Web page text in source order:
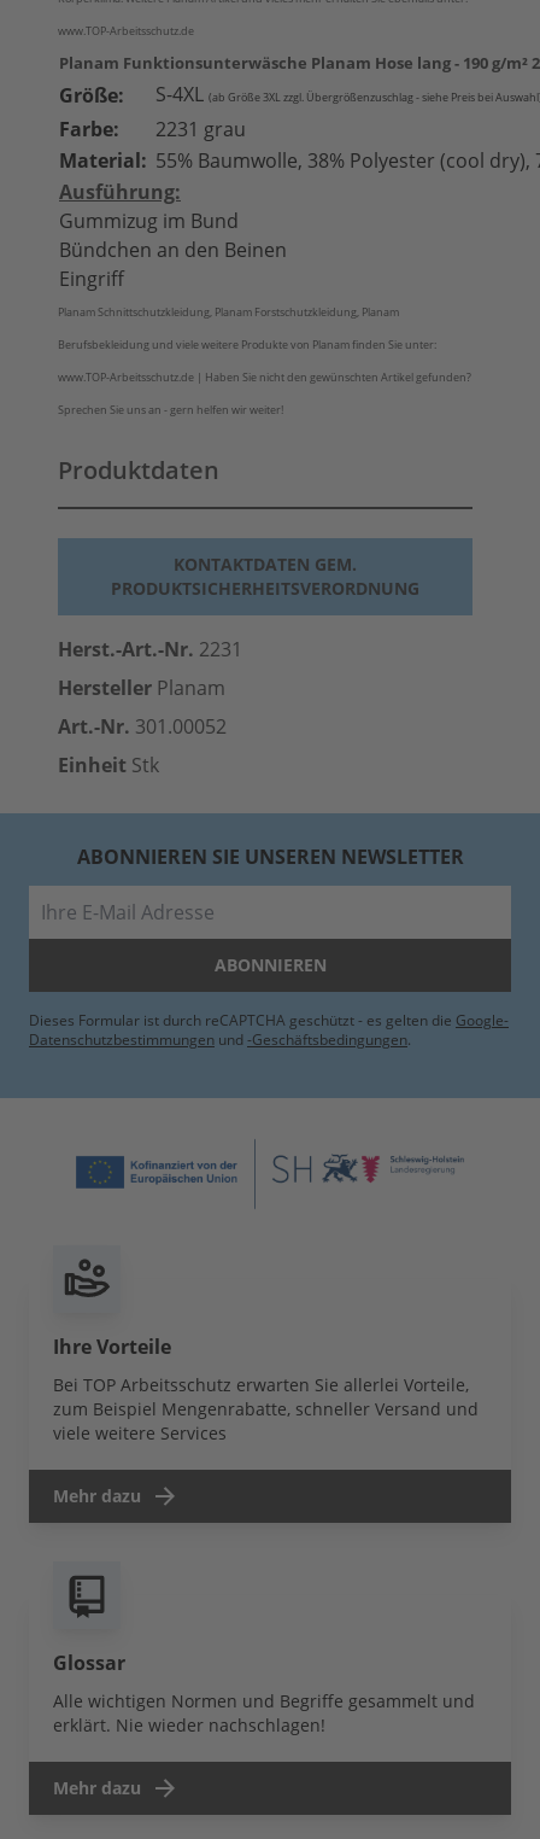
www.TOP-Arbeitsschutz.de
Planam Funktionsunterwäsche Planam Hose lang - 190 g/m²
Größe: S-4XL (ab Größe 3XL zzgl. Übergrößenzuschlag - siehe Preis bei
Farbe:
2231 grau
Material: 55% Baumwolle, 38% Polyester (cool dry),
Ausführung:
Gummizug im Bund
Bündchen an den Beinen
Eingriff
Planam Schnittschutzkleidung, Planam Forstschutzkleidung, Planam
Berufsbekleidung und viele weitere Produkte von Planam finden Sie unter:
www.TOP-Arbeitsschutz.de | Haben Sie nicht den gewünschten Artikel gefunden?
Sprechen Sie uns an - gern helfen wir weiter!
Produktdaten
KONTAKTDATEN GEM.
PRODUKTSICHERHEITSVERORDNUNG
Herst.-Art.-Nr. 2231
Hersteller Planam
Art.-Nr. 301.00052
Einheit Stk
ABONNIEREN SIE UNSEREN NEWSLETTER
ABONNIEREN
Dieses Formular ist durch reCAPTCHA geschützt - es gelten die Google-
Datenschutzbestimmungen und -Geschäftsbedingungen.
Ihre Vorteile
Bei TOP Arbeitsschutz erwarten Sie allerlei Vorteile,
zum Beispiel Mengenrabatte, schneller Versand und
viele weitere Services
Mehr dazu
Glossar
Alle wichtigen Normen und Begriffe gesammelt und
erklärt. Nie wieder nachschlagen!
Mehr dazu